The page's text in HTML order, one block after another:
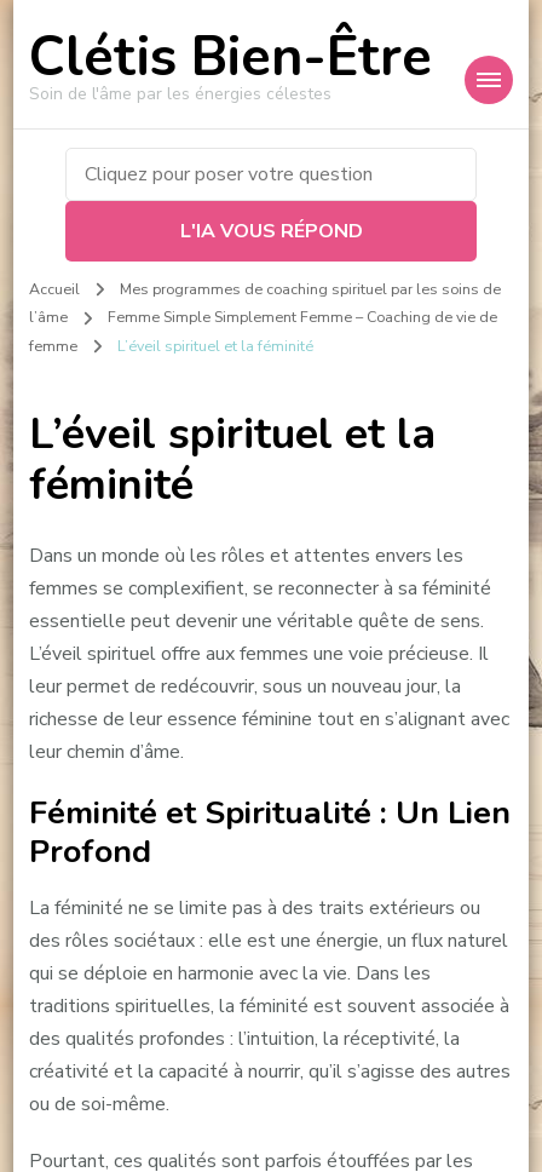
Clétis Bien-Être
Soin de l'âme par les énergies célestes
L'IA VOUS RÉPOND
Accueil
Mes programmes de coaching spirituel par les soins de
l’âme
Femme Simple Simplement Femme – Coaching de vie de
femme
L’éveil spirituel et la féminité
L’éveil spirituel et la
féminité
Dans un monde où les rôles et attentes envers les
femmes se complexifient, se reconnecter à sa féminité
essentielle peut devenir une véritable quête de sens.
L’éveil spirituel offre aux femmes une voie précieuse. Il
leur permet de redécouvrir, sous un nouveau jour, la
richesse de leur essence féminine tout en s’alignant avec
leur chemin d’âme.
Féminité et Spiritualité : Un Lien
Profond
La féminité ne se limite pas à des traits extérieurs ou
des rôles sociétaux : elle est une énergie, un flux naturel
qui se déploie en harmonie avec la vie. Dans les
traditions spirituelles, la féminité est souvent associée à
des qualités profondes : l’intuition, la réceptivité, la
créativité et la capacité à nourrir, qu’il s’agisse des autres
ou de soi-même.
Pourtant, ces qualités sont parfois étouffées par les